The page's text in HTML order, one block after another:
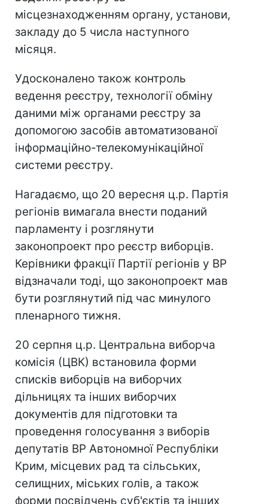
місцезнаходженням органу, установи,
закладу до 5 числа наступного
місяця.
Удосконалено також контроль
ведення реєстру, технології обміну
даними між органами реєстру за
допомогою засобів автоматизованої
інформаційно-телекомунікаційної
системи реєстру.
Нагадаємо, що 20 вересня ц.р. Партія
регіонів вимагала внести поданий
парламенту і розглянути
законопроект про реєстр виборців.
Керівники фракції Партії регіонів у ВР
відзначали тоді, що законопроект мав
бути розглянутий під час минулого
пленарного тижня.
20 серпня ц.р. Центральна виборча
комісія (ЦВК) встановила форми
списків виборців на виборчих
дільницях та інших виборчих
документів для підготовки та
проведення голосування з виборів
депутатів ВР Автономної Республіки
Крим, місцевих рад та сільських,
селищних, міських голів, а також
форми посвідчень суб'єктів та інших